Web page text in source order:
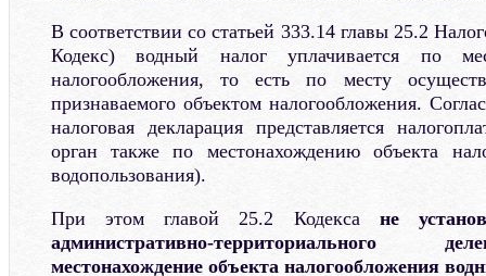
В соответствии со статьей 333.14 главы 25.2
Кодекс) водный налог уплачивается по
налогообложения, то есть по месту
признаваемого объектом налогообложения.
налоговая декларация представляется
орган также по местонахождению объекта
водопользования).
При этом главой 25.2 Кодекса не
административно-территориального
местонахождение объекта налогообложения